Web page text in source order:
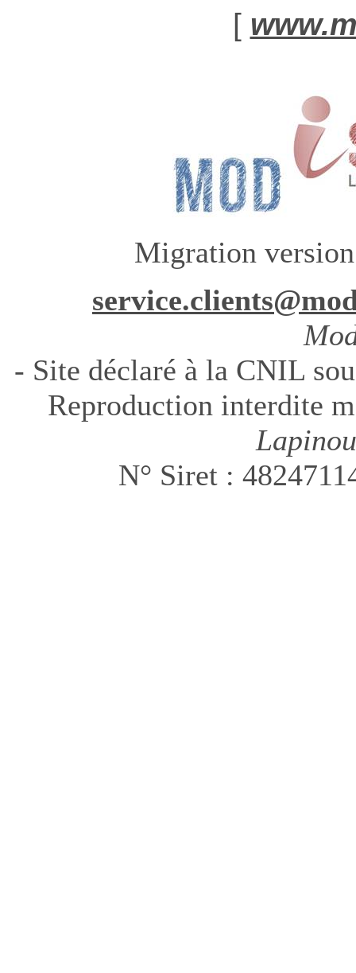
[
Migration
- Site déclaré à la CNIL
Reproduction interdite
N° Siret :